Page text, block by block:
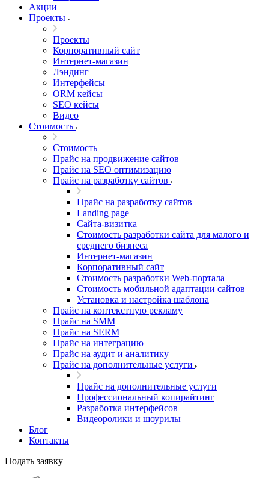
Акции
Проекты
Проекты
Корпоративный сайт
Интернет-магазин
Лэндинг
Интерфейсы
ORM кейсы
SEO кейсы
Видео
Стоимость
Стоимость
Прайс на продвижение сайтов
Прайс на SEO оптимизацию
Прайс на разработку сайтов
Прайс на разработку сайтов
Landing page
Cайта-визитка
Стоимость разработки сайта для малого и
среднего бизнеса
Интернет-магазин
Корпоративный сайт
Стоимость разработки Web-портала
Стоимость мобильной адаптации сайтов
Установка и настройка шаблона
Прайс на контекстную рекламу
Прайс на SMM
Прайс на SERM
Прайс на интеграцию
Прайс на аудит и аналитику
Прайс на дополнительные услуги
Прайс на дополнительные услуги
Профессиональный копирайтинг
Разработка интерфейсов
Видеоролики и шоурилы
Блог
Контакты
Подать заявку